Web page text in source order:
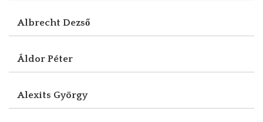
Albrecht Dezső
Áldor Péter
Alexits György